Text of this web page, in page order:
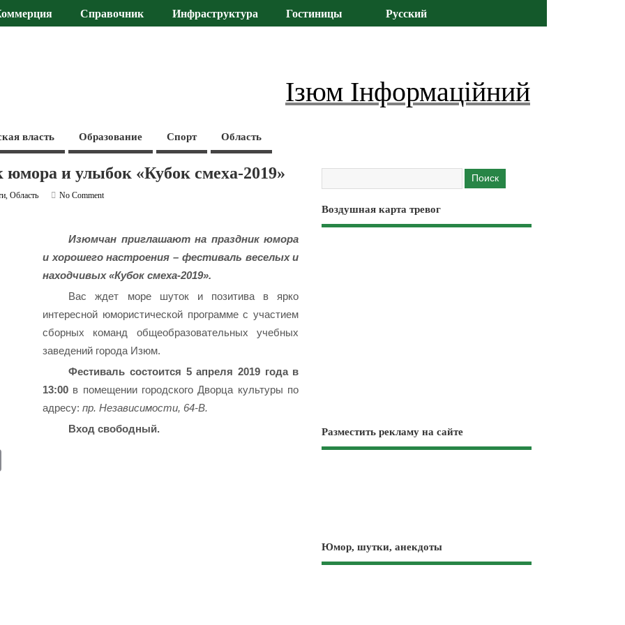
Справочник Инфраструктура Гостиницы Русский
Ізюм Інформаційний
власть Образование Спорт Область
и улыбок «Кубок смеха-2019»
,Область
No Comment
Изюмчан приглашают на праздник юмора
и хорошего настроения – фестиваль веселых и
находчивых «Кубок смеха-2019».
Вас ждет море шуток и позитива в ярко
интересной юмористической программе с участием
сборных команд общеобразовательных учебных
заведений города Изюм.
Фестиваль состоится 5 апреля 2019 года в
13:00в помещении городского Дворца культуры по
адресу: пр. Независимости, 64-В.
Вход свободный.
Воздушная карта тревог
Разместить рекламу на сайте
Юмор, шутки, анекдоты